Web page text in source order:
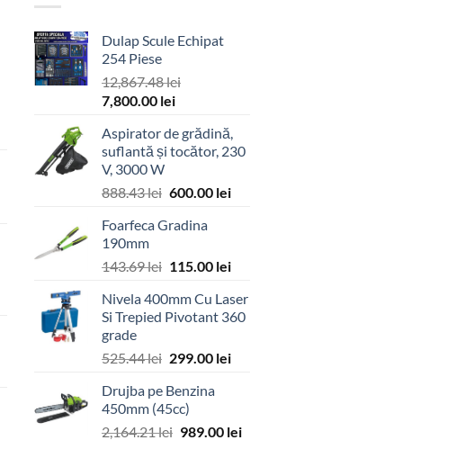
Dulap Scule Echipat
254 Piese
12,867.48lei
Prețul
a
fost:
12,867.48 lei.
7,800.00 leiPrețul
este:
7,800.00 lei.
Aspirator de grădină,
suflantă și tocător, 230
V, 3000 W
888.43lei Prețul
a
888.43 lei.
600.00 leiPrețul
Foarfeca Gradina
190mm
143.69lei Prețul
a
fost:
115.00 leiPrețul
este:
115.00 lei.
Nivela 400mm Cu Laser
Si Trepied Pivotant 360
grade
525.44lei Prețul
a
fost:
525.44 lei.
299.00 leiPrețul
Drujba pe Benzina
450mm (45cc)
2,164.21lei Prețul
989.00 leiPrețul